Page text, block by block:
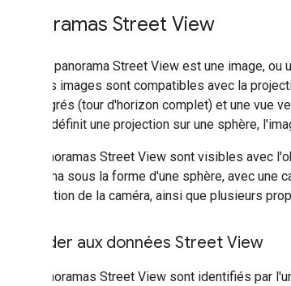
Panoramas Street View
Chaque panorama Street View est une image,
lieu. Les images sont compatibles avec la
360 degrés (tour d'horizon complet) et une vue
obtenu définit une projection sur une sphère,
Les panoramas Street View sont visibles avec
panorama sous la forme d'une sphère, avec
l'orientation de la caméra, ainsi que plusieurs
Accéder aux données Street View
Les panoramas Street View sont identifiés par